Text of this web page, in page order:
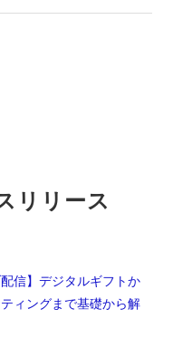
リリース
配信】デジタルギフトか
ィングまで基礎から解